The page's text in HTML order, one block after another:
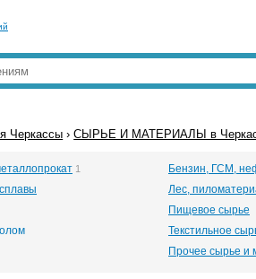
Черкассы ›СЫРЬЕ И МАТЕРИАЛЫ в
1
Бензин, ГСМ,
Лес,
Пищевое сырье
Текстильное
Прочее сырье и